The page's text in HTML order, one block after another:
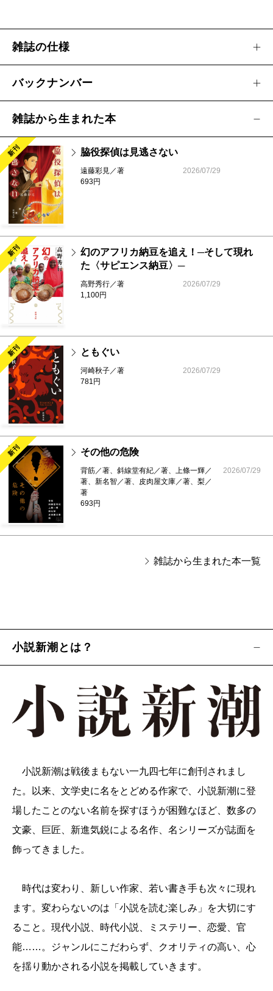
西村京太郎／広島電鉄殺人事件
貫井徳郎／邯鄲の島遥かなり
野口 卓／大名絵師写楽
初野 晴／世界の果ては二つ
早見和真／ザ・ロイヤルファミリー
山本一力／船旗を替えよ！
山本文緒／自転しながら公転する
【連載エッセイ】
Oka-Chang／へそのお
佐藤 優／落日の帝国 プラハの憂鬱
武田砂鉄／ポジティブ・ファシズム
中野信子
／孤独な脳、馬鹿になれない私
西 きょうじ
／そもそも
群 ようこ／じじばばのるつぼ
第五回「新潮ミステリー大賞」募集要項
次号予告／表紙画家のつぶやき
雑誌の仕様
バックナンバー
雑誌から生まれた本
新刊 脇役探偵は見逃さない
遠藤彩見／著
693円
2026/07/29
新刊
幻のアフリカ納豆を追え！─そして現れ
た〈サピエンス納豆〉─
高野秀行／著
1,100円
2026/07/29
新刊 ともぐい
河崎秋子／著
781円
2026/07/29
新刊 その他の危険
背筋／著、斜線堂有紀／著、上條一輝／
著、新名智／著、皮肉屋文庫／著、梨／
著
693円
2026/07/29
雑誌から生まれた本一覧
小説新潮とは？
小説新潮は戦後まもない一九四七年に創刊されまし
た。以来、文学史に名をとどめる作家で、小説新潮に登
場したことのない名前を探すほうが困難なほど、数多の
文豪、巨匠、新進気鋭による名作、名シリーズが誌面を
飾ってきました。
時代は変わり、新しい作家、若い書き手も次々に現れ
ます。変わらないのは「小説を読む楽しみ」を大切にす
ること。現代小説、時代小説、ミステリー、恋愛、官
能……。ジャンルにこだわらず、クオリティの高い、心
を揺り動かされる小説を掲載していきます。